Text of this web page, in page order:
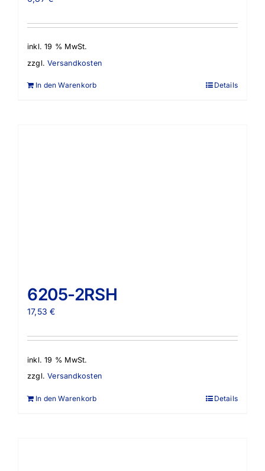
inkl. 19 % MwSt.
zzgl.Versandkosten
In den Warenkorb Details
6205-2RSH
17,53€
inkl. 19 % MwSt.
zzgl.Versandkosten
In den Warenkorb Details